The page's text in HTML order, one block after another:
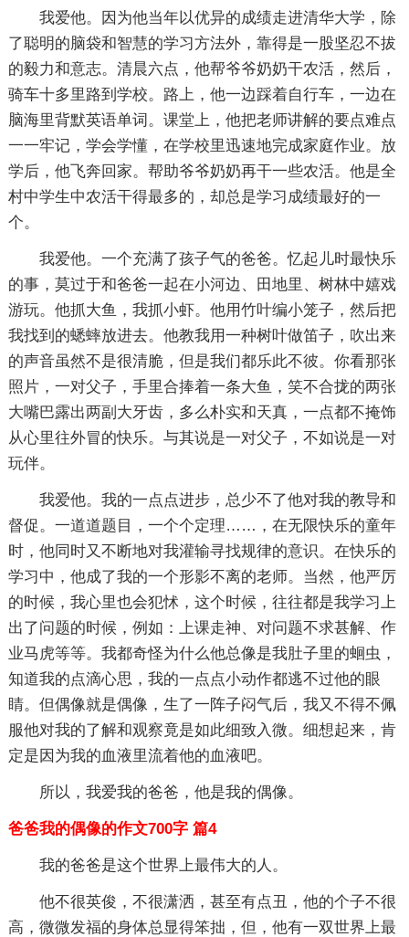
我爱他。因为他当年以优异的成绩走进清华大学，除
了聪明的脑袋和智慧的学习方法外，靠得是一股坚忍不拔
的毅力和意志。清晨六点，他帮爷爷奶奶干农活，然后，
骑车十多里路到学校。路上，他一边踩着自行车，一边在
脑海里背默英语单词。课堂上，他把老师讲解的要点难点
一一牢记，学会学懂，在学校里迅速地完成家庭作业。放
学后，他飞奔回家。帮助爷爷奶奶再干一些农活。他是全
村中学生中农活干得最多的，却总是学习成绩最好的一
个。
我爱他。一个充满了孩子气的爸爸。忆起儿时最快乐
的事，莫过于和爸爸一起在小河边、田地里、树林中嬉戏
游玩。他抓大鱼，我抓小虾。他用竹叶编小笼子，然后把
我找到的蟋蟀放进去。他教我用一种树叶做笛子，吹出来
的声音虽然不是很清脆，但是我们都乐此不彼。你看那张
照片，一对父子，手里合捧着一条大鱼，笑不合拢的两张
大嘴巴露出两副大牙齿，多么朴实和天真，一点都不掩饰
从心里往外冒的快乐。与其说是一对父子，不如说是一对
玩伴。
我爱他。我的一点点进步，总少不了他对我的教导和
督促。一道道题目，一个个定理……，在无限快乐的童年
时，他同时又不断地对我灌输寻找规律的意识。在快乐的
学习中，他成了我的一个形影不离的老师。当然，他严厉
的时候，我心里也会犯怵，这个时候，往往都是我学习上
出了问题的时候，例如：上课走神、对问题不求甚解、作
业马虎等等。我都奇怪为什么他总像是我肚子里的蛔虫，
知道我的点滴心思，我的一点点小动作都逃不过他的眼
睛。但偶像就是偶像，生了一阵子闷气后，我又不得不佩
服他对我的了解和观察竟是如此细致入微。细想起来，肯
定是因为我的血液里流着他的血液吧。
所以，我爱我的爸爸，他是我的偶像。
爸爸我的偶像的作文700字 篇4
我的爸爸是这个世界上最伟大的人。
他不很英俊，不很潇洒，甚至有点丑，他的个子不很
高，微微发福的身体总显得笨拙，但，他有一双世界上最